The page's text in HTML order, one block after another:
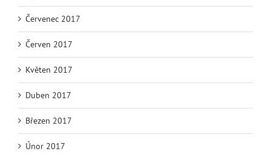
Červenec 2017
Červen 2017
Květen 2017
Duben 2017
Březen 2017
Únor 2017